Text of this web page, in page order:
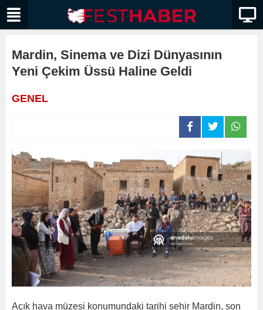
Mardin, Sinema ve Dizi Dünyasının
Yeni Çekim Üssü Haline Geldi
GENEL
Açık hava müzesi konumundaki tarihi şehir Mardin, son